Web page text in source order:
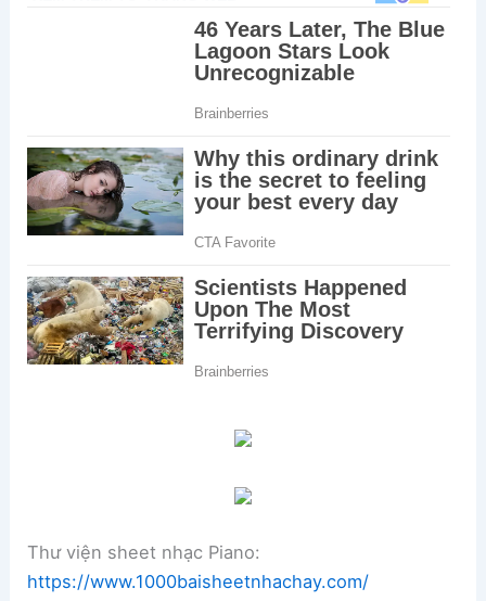
Thư viện sheet nhạc Piano:
https://www.1000baisheetnhachay.com/